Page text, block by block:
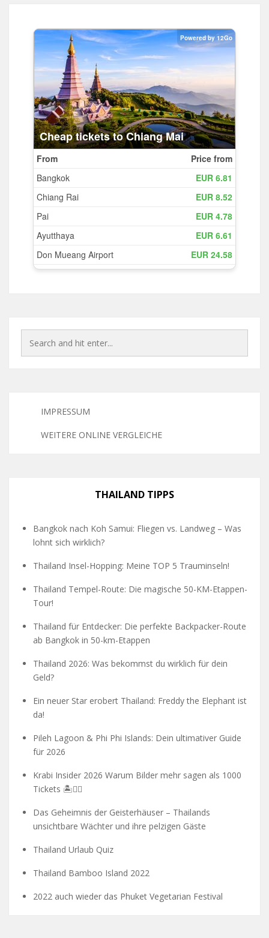
IMPRESSUM
WEITERE ONLINE VERGLEICHE
THAILAND TIPPS
Bangkok nach Koh Samui: Fliegen vs. Landweg – Was
lohnt sich wirklich?
Thailand Insel-Hopping: Meine TOP 5 Trauminseln!
Thailand Tempel-Route: Die magische 50-KM-Etappen-
Tour!
Thailand für Entdecker: Die perfekte Backpacker-Route
ab Bangkok in 50-km-Etappen
Thailand 2026: Was bekommst du wirklich für dein
Geld?
Ein neuer Star erobert Thailand: Freddy the Elephant ist
da!
Pileh Lagoon & Phi Phi Islands: Dein ultimativer Guide
für 2026
Krabi Insider 2026 Warum Bilder mehr sagen als 1000
Tickets 🏝️🧗‍♂️
Das Geheimnis der Geisterhäuser – Thailands
unsichtbare Wächter und ihre pelzigen Gäste
Thailand Urlaub Quiz
Thailand Bamboo Island 2022
2022 auch wieder das Phuket Vegetarian Festival